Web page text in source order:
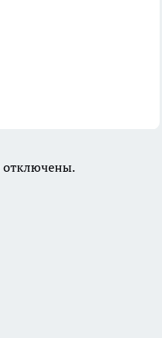
отключены.